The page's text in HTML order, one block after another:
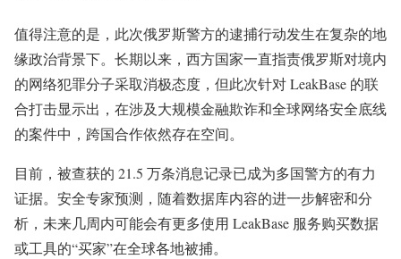
值得注意的是，此次俄罗斯警方的逮捕行动发生在复杂的地
缘政治背景下。长期以来，西方国家一直指责俄罗斯对境内
的网络犯罪分子采取消极态度，但此次针对 LeakBase 的联
合打击显示出，在涉及大规模金融欺诈和全球网络安全底线
的案件中，跨国合作依然存在空间。
目前，被查获的 21.5 万条消息记录已成为多国警方的有力
证据。安全专家预测，随着数据库内容的进一步解密和分
析，未来几周内可能会有更多使用 LeakBase 服务购买数据
或工具的“买家”在全球各地被捕。